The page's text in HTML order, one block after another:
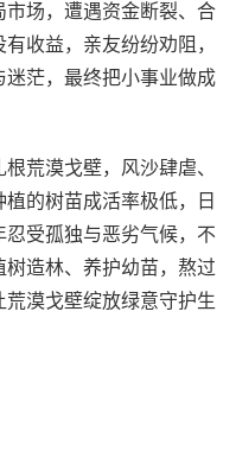
场，遭遇资金断裂、合
收益，亲友纷纷劝阻，
茫，最终把小事业做成
荒漠戈壁，风沙肆虐、
的树苗成活率极低，日
受孤独与恶劣气候，不
造林、养护幼苗，熬过
漠戈壁绽放绿意守护生